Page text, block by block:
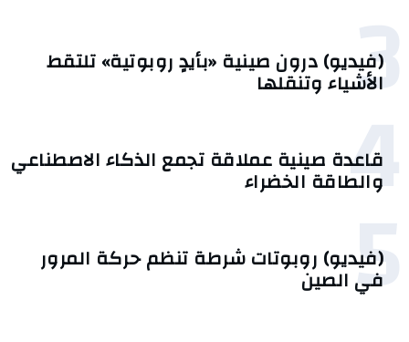
3
(فيديو) درون صينية «بأيدٍ روبوتية» تلتقط
الأشياء وتنقلها
4
قاعدة صينية عملاقة تجمع الذكاء الاصطناعي
والطاقة الخضراء
5
(فيديو) روبوتات شرطة تنظم حركة المرور
في الصين